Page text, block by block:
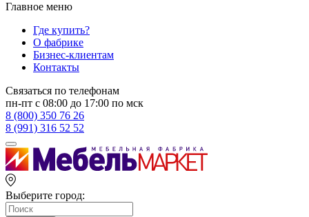
Главное меню
Где купить?
О фабрике
Бизнес-клиентам
Контакты
Связаться по телефонам
пн-пт с 08:00 до 17:00 по мск
8 (800) 350 76 26
8 (991) 316 52 52
Выберите город: